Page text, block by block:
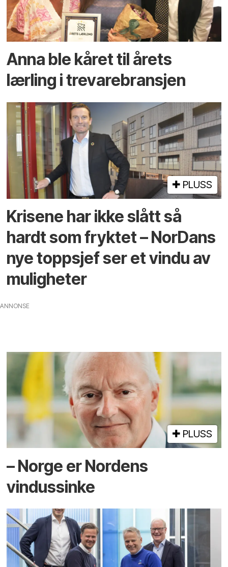
Anna ble kåret til årets
lærling i trevarebransjen
PLUSS
Krisene har ikke slått så
hardt som fryktet – NorDans
nye toppsjef ser et vindu av
muligheter
ANNONSE
PLUSS
– Norge er Nordens
vindussinke